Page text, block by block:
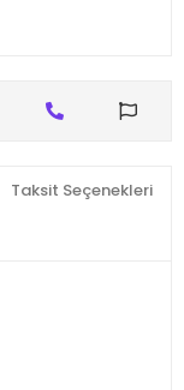
Taksit Seçenekleri